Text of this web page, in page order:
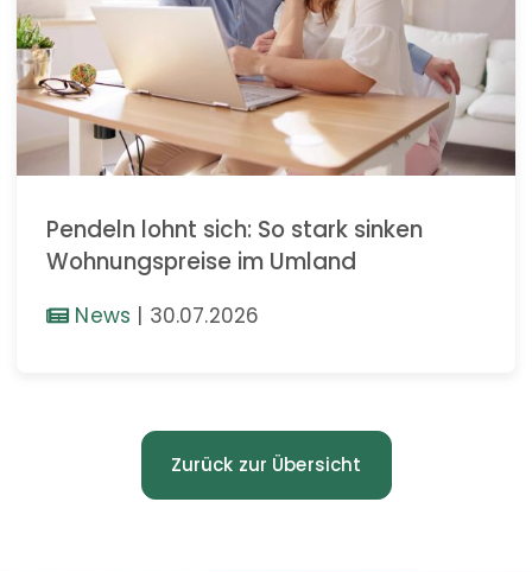
Pendeln lohnt sich: So stark sinken
Wohnungspreise im Umland
News | 30.07.2026
Zurück zur Übersicht